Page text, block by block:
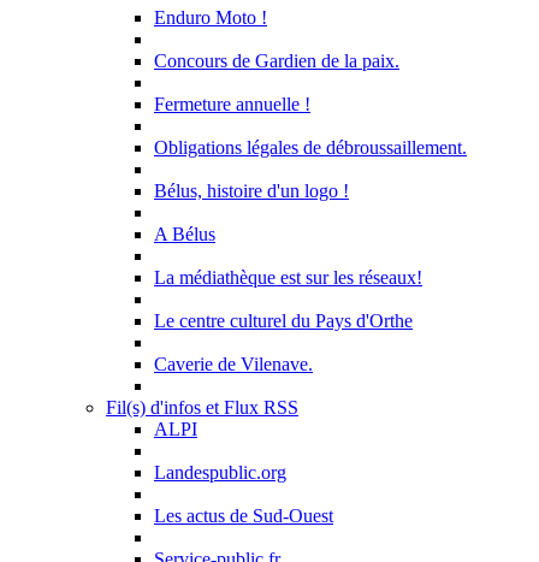
Enduro Moto !
Concours de Gardien de la paix.
Fermeture annuelle !
Obligations légales de débroussaillement.
Bélus, histoire d'un logo !
A Bélus
La médiathèque est sur les réseaux!
Le centre culturel du Pays d'Orthe
Caverie de Vilenave.
Fil(s) d'infos et Flux RSS
ALPI
Landespublic.org
Les actus de Sud-Ouest